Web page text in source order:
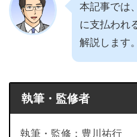
本記事では
に支払われ
解説します。
執筆・監修者
執筆・監修：豊川祐行